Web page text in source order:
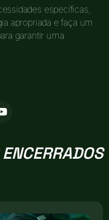
específicas,
apropriada e faça um
garantir uma